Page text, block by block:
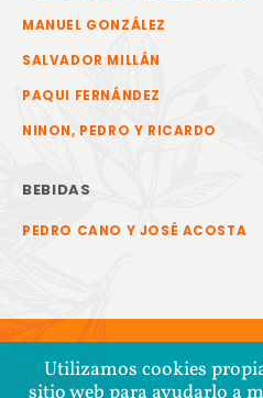
MANUEL GONZÁLEZ
SALVADOR MILLÁN
PAQUI FERNÁNDEZ
NINON, PEDRO Y RICARDO
BEBIDAS
PEDRO CANO Y JOSÉ ACOSTA
Utilizamos cookies